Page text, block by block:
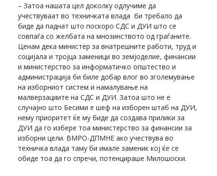
– Затоа нашата цел доколку одлучиме да
учествуваат во техничката влада би требало да
биде да паднат што поскоро СДС и ДУИ што се
совпаѓа со желбата на мнозинството од граѓаните.
Ценам дека министер за внатрешните работи, труд и
социјала и тројца заменици во земјоделие, финансии
и министерство за информатичко општество и
администрација би биле добар влог во зголемување
на изборниот систем и намалување на
малверзациите на СДС и ДУИ. Затоа што не е
случајно што Бесими е шеф на изборен штаб на ДУИ,
нему приоритет ќе му биде да создава прилики за
ДУИ да го избере тоа министерство за финансии за
изборни цели. ВМРО-ДПМНЕ ако учествува во
техничка влада таму би имале заменик кој ќе се
обиде тоа да го спречи, потенцираше Милошоски.